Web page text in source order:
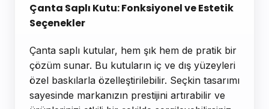
Çanta Saplı Kutu: Fonksiyonel ve Estetik
Seçenekler
Çanta saplı kutular, hem şık hem de pratik bir
çözüm sunar. Bu kutuların iç ve dış yüzeyleri
özel baskılarla özelleştirilebilir. Seçkin tasarımı
sayesinde markanızın prestijini artırabilir ve